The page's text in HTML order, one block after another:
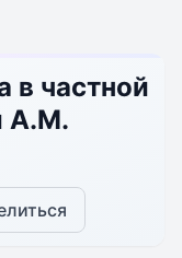
в частной
А.М.